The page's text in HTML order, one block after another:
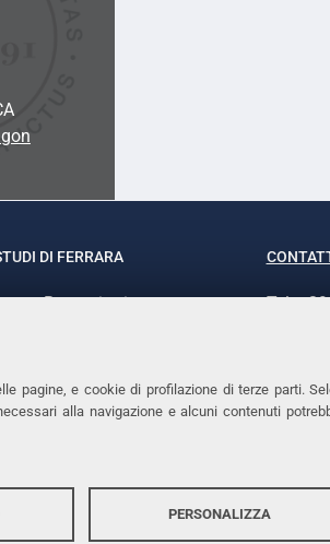
pagine, e cookie di profilazione di terze parti.
alla navigazione e alcuni contenuti
PERSONALIZZA
DI FERRARA
Ramaciotti
Tel.